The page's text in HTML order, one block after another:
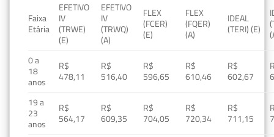
Faixa
Etária
EFETIVO
IV
(TRWE)
(E)
EFETIVO
IV
(TRWQ)
(A)
FLEX
(FCER)
(E)
FLEX
(FQER)
(A)
IDEAL
(TERI) (E)
0 a
18
anos
R$
478,11
R$
516,40
R$
596,65
R$
610,46
R$
602,67
19 a
23
anos
R$
564,17
R$
609,35
R$
704,05
R$
720,34
R$
711,15